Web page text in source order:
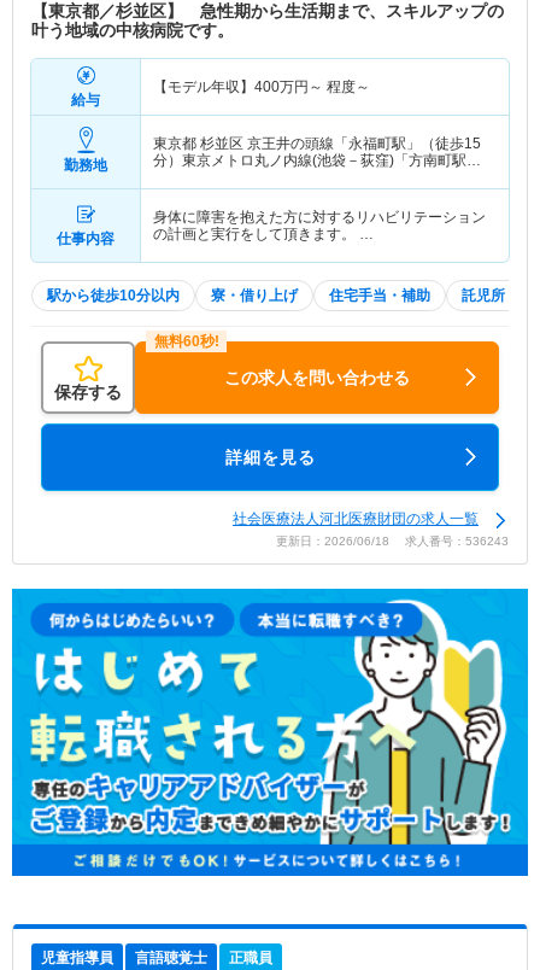
【東京都／杉並区】 急性期から生活期まで、スキルアップの
叶う地域の中核病院です。
給与
【モデル年収】 400万円～ 程度～
勤務地
東京都 杉並区 京王井の頭線「永福町駅」（徒歩15
分）東京メトロ丸ノ内線(池袋－荻窪)「方南町駅」
仕事内容
身体に障害を抱えた方に対するリハビリテーション
の計画と実行をして頂きます。 …
駅から徒歩10分以内 寮・借り上げ 住宅手当・補助 託児所・育
保存する
この求人を問い合わせる
詳細を見る
社会医療法人河北医療財団の求人一覧
更新日：2026/06/18 求人番号：536243
児童指導員 言語聴覚士 正職員